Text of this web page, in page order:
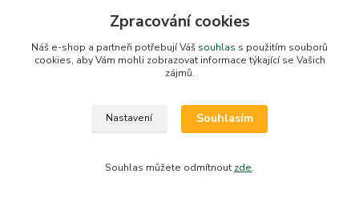
Kde nás najdete
Dětský svět
Kostelní 109, 742 45 Fulnek
Zpracování cookies
Náš e-shop a partneři potřebují Váš souhlas s použitím souborů
cookies, aby Vám mohli zobrazovat informace týkající se Vašich
zájmů.
Nastavení Souhlasím
Souhlas můžete odmítnout zde.